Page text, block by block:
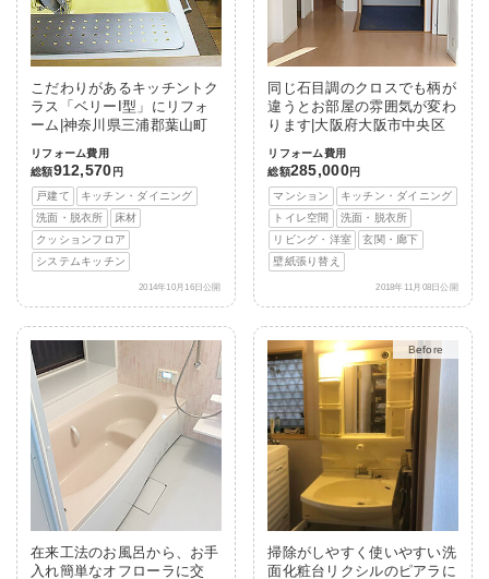
こだわりがあるキッチントク
ラス「ベリーI型」にリフォ
ーム|神奈川県三浦郡葉山町
リフォーム費用
総額912,570 円
戸建て
キッチン・ダイニング
洗面・脱衣所
床材
クッションフロア
システムキッチン
2014年10月16日公開
同じ石目調のクロスでも柄が
違うとお部屋の雰囲気が変わ
ります|大阪府大阪市中央区
リフォーム費用
総額285,000円
マンション
キッチン・ダイニング
トイレ空間
洗面・脱衣所
リビング・洋室
玄関・廊下
壁紙張り替え
2018年11月08日公開
在来工法のお風呂から、お手
入れ簡単なオフローラに交
After
掃除がしやすく使いやすい洗
面化粧台リクシルのピアラに